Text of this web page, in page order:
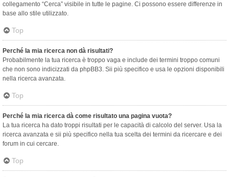
collegamento “Cerca” visibile in tutte le pagine. Ci possono essere differenze in
base allo stile utilizzato.
Top
Perché la mia ricerca non dà risultati?
Probabilmente la tua ricerca è troppo vaga e include dei termini troppo comuni
che non sono indicizzati da phpBB3. Sii più specifico e usa le opzioni disponibili
nella ricerca avanzata.
Top
Perché la mia ricerca dà come risultato una pagina vuota?
La tua ricerca ha dato troppi risultati per le capacità di calcolo del server. Usa la
ricerca avanzata e sii più specifico nella tua scelta dei termini da ricercare e dei
forum in cui cercare.
Top